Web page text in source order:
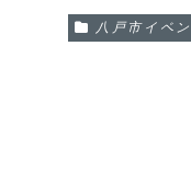
八戸市イベ